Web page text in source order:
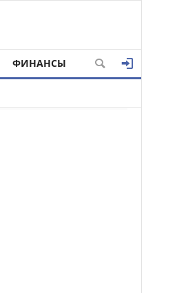
ФИНАНСЫ